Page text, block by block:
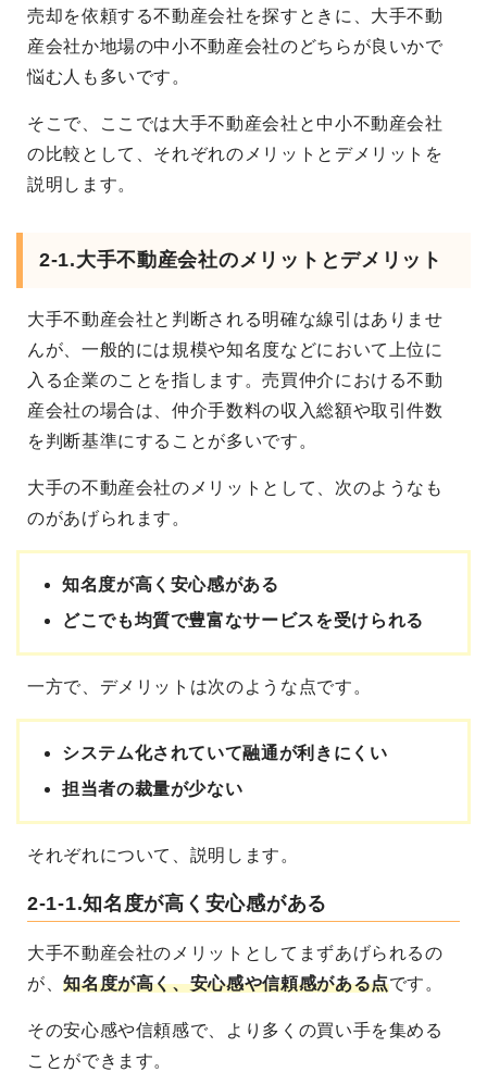
売却を依頼する不動産会社を探すときに、大手不動
産会社か地場の中小不動産会社のどちらが良いかで
悩む人も多いです。
そこで、ここでは大手不動産会社と中小不動産会社
の比較として、それぞれのメリットとデメリットを
説明します。
2-1.大手不動産会社のメリットとデメリット
大手不動産会社と判断される明確な線引はありませ
んが、一般的には規模や知名度などにおいて上位に
入る企業のことを指します。売買仲介における不動
産会社の場合は、仲介手数料の収入総額や取引件数
を判断基準にすることが多いです。
大手の不動産会社のメリットとして、次のようなも
のがあげられます。
知名度が高く安心感がある
どこでも均質で豊富なサービスを受けられる
一方で、デメリットは次のような点です。
システム化されていて融通が利きにくい
担当者の裁量が少ない
それぞれについて、説明します。
2-1-1.知名度が高く安心感がある
大手不動産会社のメリットとしてまずあげられるの
が、知名度が高く、安心感や信頼感がある点です。
その安心感や信頼感で、より多くの買い手を集める
ことができます。